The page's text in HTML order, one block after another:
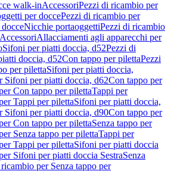
walk-inAccessoriPezzi di ricambio per
per doccePezzi di ricambio per
Nicchie portaoggettiPezzi di ricambio
AccessoriAllacciamenti agli apparecchi per
Sifoni per piatti doccia, d52Pezzi di
doccia, d52Con tappo per pilettaPezzi
per pilettaSifoni per piatti doccia,
Sifoni per piatti doccia, d62Con tappo per
Con tappo per pilettaTappi per
Tappi per pilettaSifoni per piatti doccia,
Sifoni per piatti doccia, d90Con tappo per
Con tappo per pilettaSenza tappo per
Senza tappo per pilettaTappi per
Tappi per pilettaSifoni per piatti doccia
Sifoni per piatti doccia SestraSenza
per Senza tappo per